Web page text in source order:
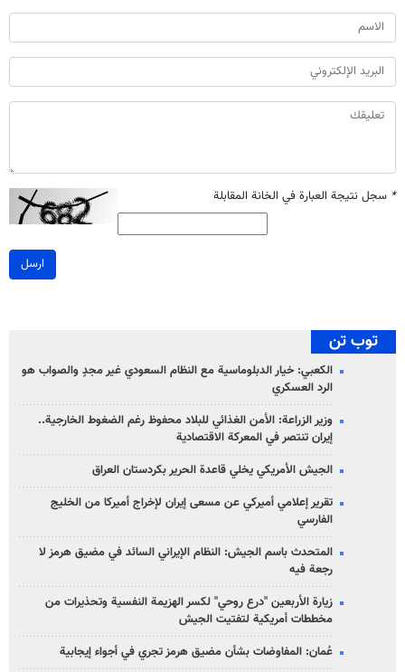
* سجل نتيجة العبارة في الخانة المقابلة
ارسل
توب تن
الكعبي: خيار الدبلوماسية مع النظام السعودي غير مجدٍ والصواب هو
الرد العسكري
وزير الزراعة: الأمن الغذائي للبلاد محفوظ رغم الضغوط الخارجية..
إيران تنتصر في المعركة الاقتصادية
الجيش الأمريكي يخلي قاعدة الحرير بكردستان العراق
تقرير إعلامي أميركي عن مسعى إيران لإخراج أميركا من الخليج
الفارسي
المتحدث باسم الجيش: النظام الإيراني السائد في مضيق هرمز لا
رجعة فيه
زيارة الأربعين "درع روحي" لكسر الهزيمة النفسية وتحذيرات من
مخططات أمريكية لتفتيت الجيش
عُمان: المفاوضات بشأن مضيق هرمز تجري في أجواء إيجابية